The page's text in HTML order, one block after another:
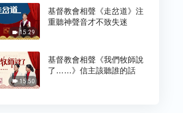
15:29
基督教會相聲《走岔道》注
重聽神聲音才不致失迷
15:50
基督教會相聲《我們牧師說
了……》信主該聽誰的話